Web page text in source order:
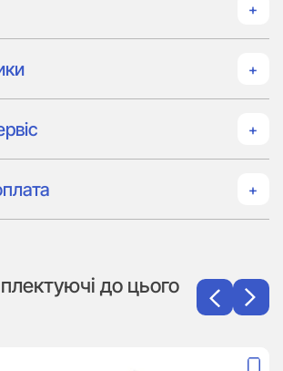
до цього